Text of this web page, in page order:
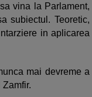
vina la Parlament,
subiectul. Teoretic,
in aplicarea
mai devreme a